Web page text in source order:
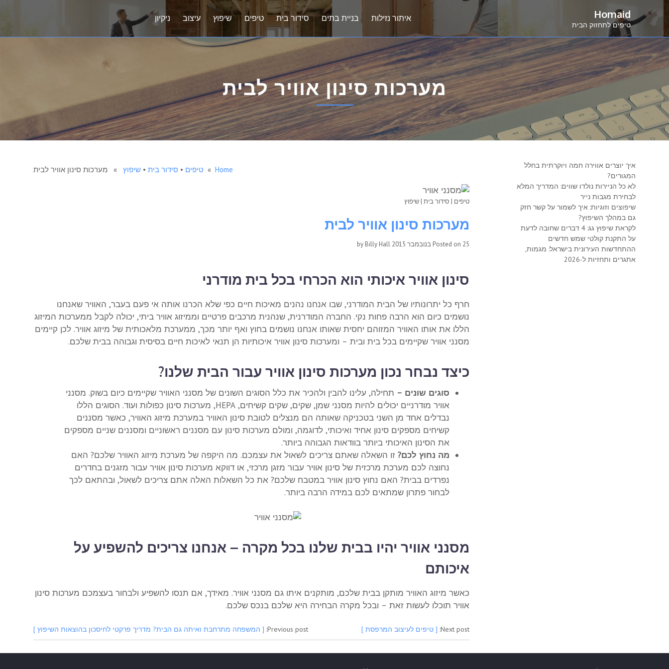
Homaid
טיפים לתחזוק הבית
איתור נזילות בניית בתים סידור בית טיפים שיפוץ עיצוב ניקיון
מערכות סינון אוויר לבית
Home
» טיפים • סידור בית• שיפוץ» מערכות סינון אוויר לבית
טיפים | סידור בית| שיפוץ
מערכות סינון אוויר לבית
Posted on 25 בנובמבר 2015 Billy Hall
סינון אוויר איכותי הוא הכרחי בכל בית מודרני
חרף כל יתרונותיו של הבית המודרני, שבו אנחנו נהנים מאיכות חיים כפי שלא הכרנו אותה אי פעם בעבר, האוויר שאנחנו
נושמים כיום הוא הרבה פחות נקי. החברה המודרנית, שנהנית מרכבים פרטיים וממיזוג אוויר ביתי, יכולה לקבל ממערכות המיזוג
הללו את אותו האוויר המזוהם יחסית שאותו אנחנו נושמים בחוץ ואף יותר מכך, ממערכת מלאכותית של מיזוג אוויר. לכן קיימים
מסנני אוויר שקיימים בכל בית ובית – ומערכות סינון אוויר איכותיות הן תנאי לאיכות חיים בסיסית וגבוהה בבית שלכם.
כיצד נבחר נכון מערכות סינון אוויר עבור הבית שלנו?
סוגים שונים – תחילה, עלינו להבין ולהכיר את כלל הסוגים השונים של מסנני האוויר שקיימים כיום בשוק. מסנני
אוויר מודרניים יכולים להיות מסנני שמן, שקים, שקים קשיחים, HEPA, מערכות סינון כפולות ועוד. הסוגים הללו
נבדלים אחד מן השני בטכניקה שאותה הם מנצלים לטובת סינון האוויר במערכת מיזוג האוויר, כאשר מסננים
קשיחים מספקים סינון אחיד ואיכותי, לדוגמה, ומולם מערכות סינון עם מסננים ראשוניים ומסננים שניים מספקים
את הסינון האיכותי ביותר בוודאות הגבוהה ביותר.
מה נחוץ לכם?זו השאלה שאתם צריכים לשאול את עצמכם. מה היקפה של מערכת מיזוג האוויר שלכם? האם
נחוצה לכם מערכת מרכזית של סינון אוויר עבור מזגן מרכזי, או דווקא מערכות סינון אוויר עבור מזגנים בחדרים
נפרדים בבית? האם נחוץ סינון אוויר במטבח שלכם? את כל השאלות האלה אתם צריכים לשאול, ובהתאם לכך
לבחור פתרון שמתאים לכם במידה הרבה ביותר.
מסנני אוויר יהיו בבית שלנו בכל מקרה – אנחנו צריכים להשפיע על
איכותם
כאשר מיזוג האוויר מותקן בבית שלכם, מותקנים איתו גם מסנני אוויר. מאידך, אם תנסו להשפיע ולבחור בעצמכם מערכות סינון
אוויר תוכלו לעשות זאת – ובכל מקרה הבחירה היא שלכם בנכס שלכם.
Previous post: [ המשפחה מתרחבת ואיתה גם הבית? מדריך פרקטי לחיסכון בהוצאות השיפוץ ] Next post: [ טיפים לעיצוב המרפסת ]
איך יוצרים אווירה חמה ויוקרתית בחלל
המגורים?
לא כל הניירות נולדו שווים: המדריך המלא
לבחירת מגבות נייר
שיפוצים וזוגיות: איך לשמור על קשר חזק
גם במהלך השיפוץ?
לקראת שיפוץ גג: 4 דברים שחובה לדעת
על התקנת קולטי שמש חדשים
ההתחדשות העירונית בישראל: מגמות,
אתגרים ותחזיות ל-2026